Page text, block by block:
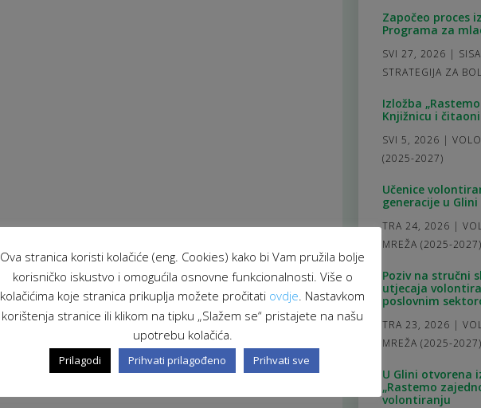
Započeo proces
Programa za
SVI 27, 2026 |
STRATEGIJA ZA
Izložba
Knjižnicu i
SVI 5, 2026 |
(2025-2027)
Učenice
generacije u Glini
TRA 24, 2026 |
MREŽA (2025-2027)
Poziv na stručni
utjecaja
poslovnim
TRA 23, 2026 |
MREŽA (2025-2027)
U Glini otvorena
„Rastemo
volontiranju
Ova stranica koristi kolačiće (eng. Cookies) kako bi Vam pružila bolje
korisničko iskustvo i omogućila osnovne funkcionalnosti. Više o
kolačićima koje stranica prikuplja možete pročitati ovdje. Nastavkom
korištenja stranice ili klikom na tipku „Slažem se“ pristajete na našu
upotrebu kolačića.
Prilagodi Prihvati prilagođeno Prihvati sve